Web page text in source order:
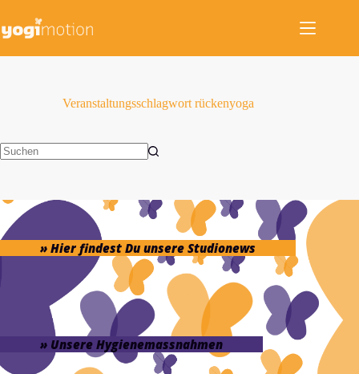
springen
Veranstaltungsschlagwortrückenyoga
» Hier findest Du unsere Studionews
» Unsere Hygienemassnahmen